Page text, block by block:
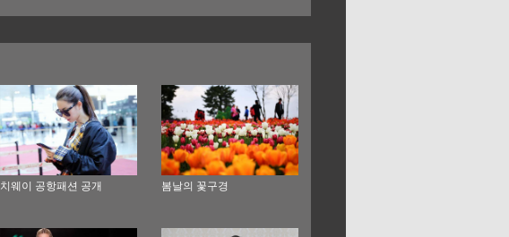
치웨이 공항패션 공개 봄날의 꽃구경